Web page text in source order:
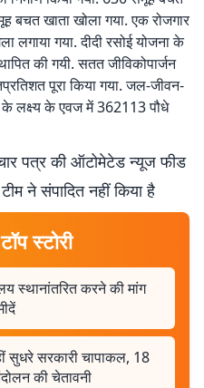
बचत खाता खोला गया. एक रोजगार
लगाया गया. दीदी रसोई योजना के
की गयी. सतत जीविकोपार्जन
पूरा किया गया. जल-जीवन-
लक्ष्य के एवज में 362113 पौधे
पत्र की ऑटोमेटेड न्यूज फीड
ने संपादित नहीं किया है
स्टोरी
स्थानांतरित करने की मांग
सुधरे सरकारी चापाकल, 18
की चेतावनी